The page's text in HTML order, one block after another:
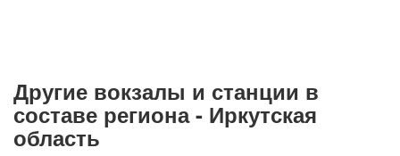
Другие вокзалы и станции в
составе региона - Иркутская
область